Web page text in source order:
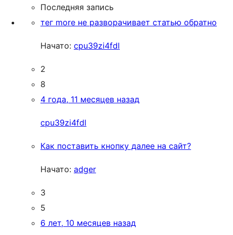
Последняя запись
тег more не разворачивает статью обратно
Начато: cpu39zi4fdl
2
8
4 года, 11 месяцев назад
cpu39zi4fdl
Как поставить кнопку далее на сайт?
Начато: adger
3
5
6 лет, 10 месяцев назад